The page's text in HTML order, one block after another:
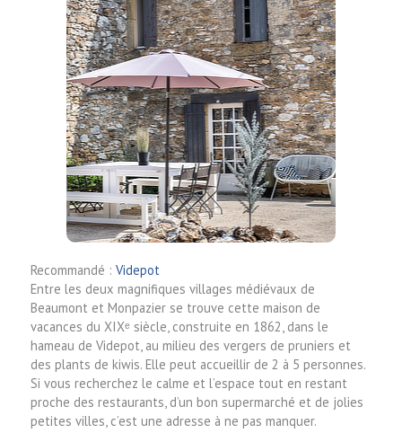
Recommandé : Videpot
Entre les deux magnifiques villages médiévaux de
Beaumont et Monpazier se trouve cette maison de
vacances du XIXᵉ siècle, construite en 1862, dans le
hameau de Videpot, au milieu des vergers de pruniers et
des plants de kiwis. Elle peut accueillir de 2 à 5 personnes.
Si vous recherchez le calme et l’espace tout en restant
proche des restaurants, d’un bon supermarché et de jolies
petites villes, c’est une adresse à ne pas manquer.